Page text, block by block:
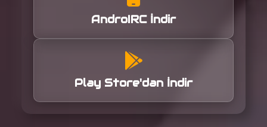
AndroIRC İndir
Play Store'dan İndir